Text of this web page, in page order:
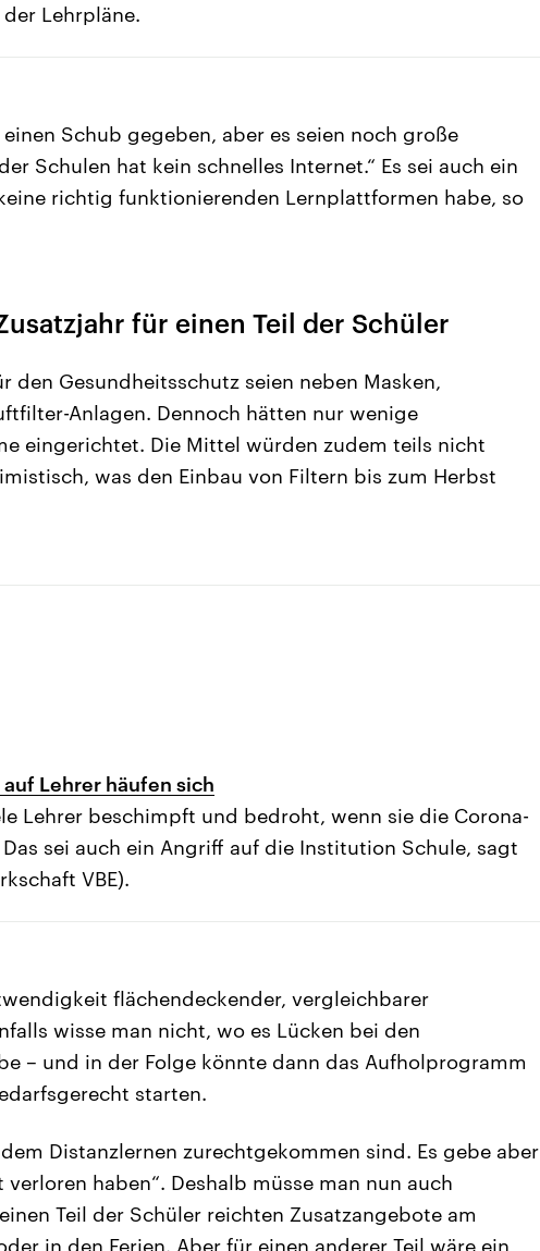
Lehrpläne.
Schub gegeben, aber es seien noch große
Schulen hat kein schnelles Internet.“ Es sei auch ein
richtig funktionierenden Lernplattformen habe, so
für einen Teil der Schüler
den Gesundheitsschutz seien neben Masken,
Anlagen. Dennoch hätten nur wenige
eingerichtet. Die Mittel würden zudem teils nicht
was den Einbau von Filtern bis zum Herbst
Lehrer häufen sich
Lehrer beschimpft und bedroht, wenn sie die Corona-
sei auch ein Angriff auf die Institution Schule, sagt
VBE).
flächendeckender, vergleichbarer
wisse man nicht, wo es Lücken bei den
– und in der Folge könnte dann das Aufholprogramm
starten.
Distanzlernen zurechtgekommen sind. Es gebe aber
haben“. Deshalb müsse man nun auch
Teil der Schüler reichten Zusatzangebote am
in den Ferien. Aber für einen anderer Teil wäre ein